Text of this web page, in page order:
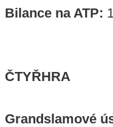
Bilance na ATP:
ČTYŘHRA
Grandslamové